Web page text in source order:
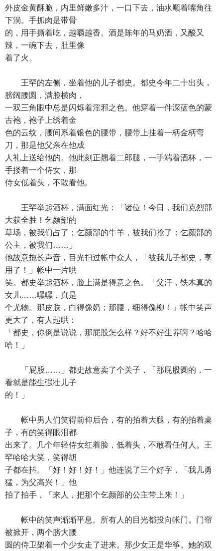
外皮金黄酥脆，内里鲜嫩多汁，一口下去，油水顺着嘴角往
下淌。手抓肉是带骨
的，用手撕着吃，越嚼越香。酒是陈年的马奶酒，又酸又
辣，一碗下去，肚里像
着了火。
王罕的左侧，坐着他的儿子都史。都史今年二十出头，
膀阔腰圆，满脸横肉，
一双三角眼中总是闪烁着淫邪之色。他穿着一件深蓝色的蒙
古袍，袍子上绣着金
色的云纹，腰间系着银色的腰带，腰带上挂着一柄金柄弯
刀，那是他父亲在他成
人礼上送给他的。他此刻正翘着二郎腿，一手端着酒杯，一
手搂着一个侍女，那
侍女低着头，不敢看他。
王罕举起酒杯，满面红光：「诸位！今日，我们克烈部
大获全胜！乞颜部的
草场，被我们占了；乞颜部的牛羊，被我们抢了；乞颜部的
公主，被我们……」
他故意拖长声音，目光扫过帐中众人，「被我儿子都史，享
用了！」帐中一片哄
笑。都史举起酒杯，脸上满是得意之色。「父汗，铁木真的
女儿……嘿嘿，真是
个尤物。那皮肤，白得像奶；那腰，细得像柳！」帐中笑声
更大了，有人起哄：
「都史，你倒是说说，那屁股怎么样？好不好生养啊？哈哈
哈！」
「屁股……」都史故意卖了个关子，「那屁股圆的，一
看就是能生强壮儿子
的！」
帐中男人们笑得前仰后合，有的拍着大腿，有的拍着桌
子，有的笑得眼泪都
出来了。几个年轻侍女红着脸，低着头，不敢看任何人。王
罕哈哈大笑，笑得胡
子都在抖。「好！好！好！」他连说了三个好字，「我儿勇
猛，为父高兴！」他
拍了拍手，「来人，把那个乞颜部的公主带上来！」
帐中的笑声渐渐平息。所有人的目光都投向帐门。门帘
被掀开，两个膀大腰
圆的侍卫架着一个少女走了进来。那少女正是华筝。她的双